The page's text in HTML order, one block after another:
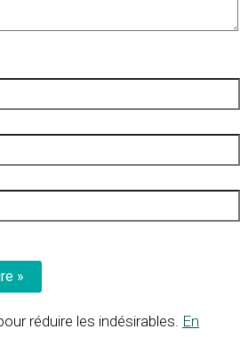
réduire les indésirables. En